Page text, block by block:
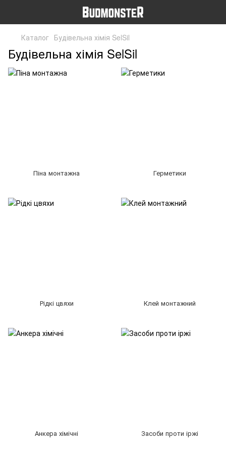
Каталог Будівельна хімія SelSil
Будівельна хімія SelSil
Піна монтажна Герметики
Рідкі цвяхи Клей монтажний
Анкера хімічні Засоби проти іржі